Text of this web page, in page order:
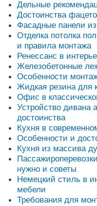
Дельные
Достоинства
Фасадные панели
Отделка потолка
и правила монтажа
Ренессанс в
Железобетонные
Особенности
Жидкая резина для
Офис в
Устройство дивана
достоинства
Кухня в
Особенности и
Кухня из массива
нужно и советы
Немецкий стиль в
мебели
Требования для